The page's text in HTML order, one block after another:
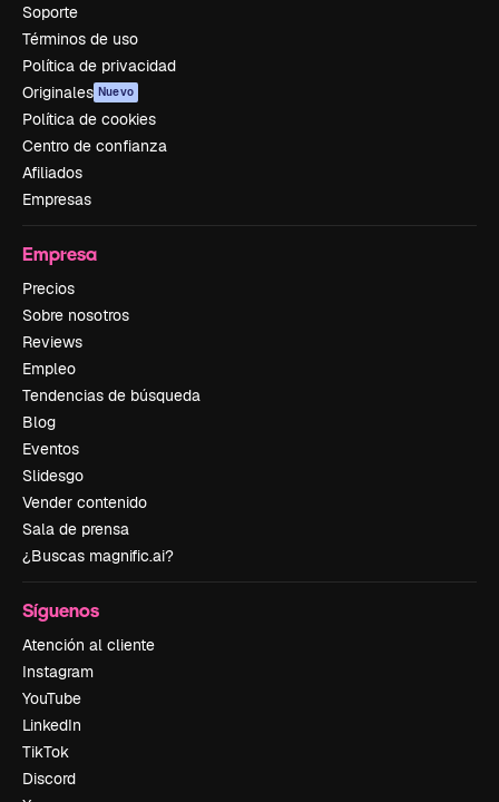
Soporte
Términos de uso
Política de privacidad
Originales Nuevo
Política de cookies
Centro de confianza
Afiliados
Empresas
Empresa
Precios
Sobre nosotros
Reviews
Empleo
Tendencias de búsqueda
Blog
Eventos
Slidesgo
Vender contenido
Sala de prensa
¿Buscas magnific.ai?
Síguenos
Atención al cliente
Instagram
YouTube
LinkedIn
TikTok
Discord